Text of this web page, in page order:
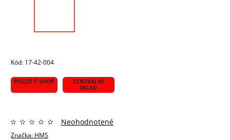
Kód: 17-42-004
POUZE E-SHOP
CENTRÁLNÍ
SKLAD
Značka: HMS
Neohodnotené